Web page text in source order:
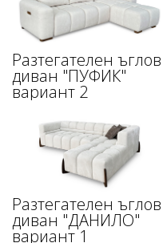
Разтегателен ъглов
диван "ПУФИК"
вариант 2
Разтегателен ъглов
диван "ДАНИЛО"
вариант 1